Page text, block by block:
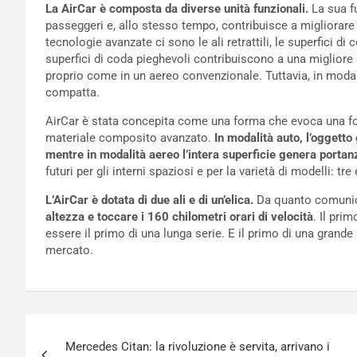
La AirCar è composta da diverse unità funzionali. La sua
passeggeri e, allo stesso tempo, contribuisce a
tecnologie avanzate ci sono le ali retrattili, le superfici di
superfici di coda pieghevoli contribuiscono a una
proprio come in un aereo convenzionale. Tuttavia, in
compatta.
AirCar è stata concepita come una forma che evoca una
materiale composito avanzato. In modalità auto,
mentre in modalità aereo l’intera superficie genera
futuri per gli interni spaziosi e per la varietà di modelli:
L’AirCar è dotata di due ali e di un’elica. Da quanto
altezza e toccare i 160 chilometri orari di velocità. Il
essere il primo di una lunga serie. E il primo di una
mercato.
Mercedes Citan: la rivoluzione è servita, arrivano i